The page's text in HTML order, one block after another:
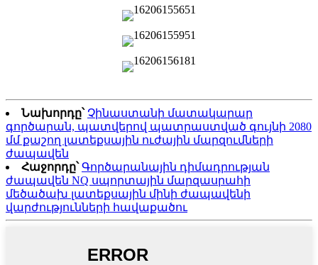
Նախորդը՝ Չինաստանի մատակարար
գործարան, պատվերով պատրաստված գույնի 2080
մմ քաշող լատեքսային ուժային մարզումների
ժապավեն
Հաջորդը՝ Գործարանային դիմադրության
ժապավեն NQ սպորտային մարզասրահի
մեծածախ լատեքսային մինի ժապավենի
վարժությունների հավաքածու